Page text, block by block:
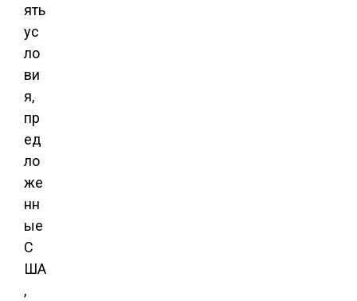
ять
ус
ло
ви
я,
пр
ед
ло
же
нн
ые
С
ША
,